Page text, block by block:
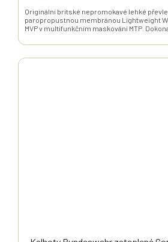
Originální britské nepromokavé lehké
paropropustnou membránou Lightweight
MVP v multifunkčním maskování MTP.